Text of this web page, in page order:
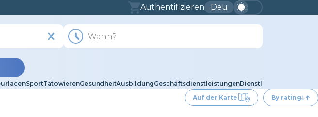
Authentifizieren Deu
SportTätowierenGesundheitAusbildungGeschäftsdienstleistungenDienstleistungen für
Auf der Karte By rating